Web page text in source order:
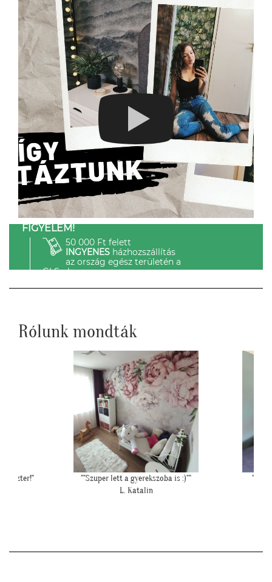
FIGYELEM!
50 000 Ft felett
INGYENESházhozszállítás
az ország egész területén a
GLS-el.
Rólunk mondták
"Elkészült, szuper a poszter ez a lényeg. :)"
Sz. Dóra